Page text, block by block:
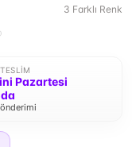
3 Farklı Renk
Pazartesi